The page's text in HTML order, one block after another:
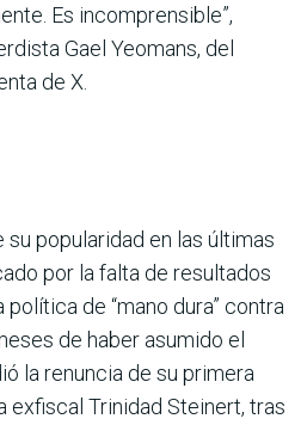
Es incomprensible”,
Gael Yeomans, del
de X.
popularidad en las últimas
por la falta de resultados
de “mano dura” contra
de haber asumido el
la renuncia de su primera
exfiscal Trinidad Steinert, tras